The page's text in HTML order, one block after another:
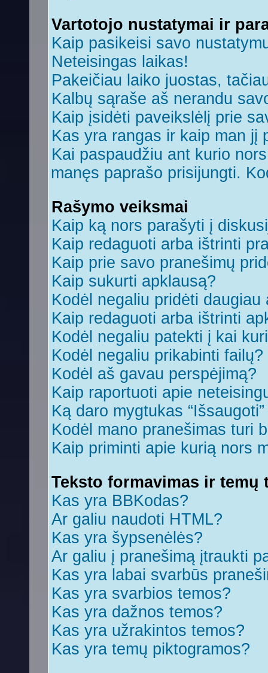
Vartotojo nustatymai ir
Kaip pasikeisi savo
Neteisingas laikas!
Pakeičiau laiko juostas,
Kalbų sąraše aš nerandu
Kaip įsidėti paveikslėlį prie
Kas yra rangas ir kaip man jį
Kai paspaudžiu ant kurio
manęs paprašo prisijungti.
Rašymo veiksmai
Kaip ką nors parašyti į
Kaip redaguoti arba ištrinti
Kaip prie savo pranešimų
Kaip sukurti apklausą?
Kodėl negaliu pridėti
Kaip redaguoti arba ištrinti
Kodėl negaliu patekti į kai
Kodėl negaliu prikabinti failų?
Kodėl aš gavau perspėjimą?
Kaip raportuoti apie
Ką daro mygtukas
Kodėl mano pranešimas turi
Kaip priminti apie kurią nors
Teksto formavimas ir temų
Kas yra BBKodas?
Ar galiu naudoti HTML?
Kas yra šypsenėlės?
Ar galiu į pranešimą įtraukti
Kas yra labai svarbūs
Kas yra svarbios temos?
Kas yra dažnos temos?
Kas yra užrakintos temos?
Kas yra temų piktogramos?